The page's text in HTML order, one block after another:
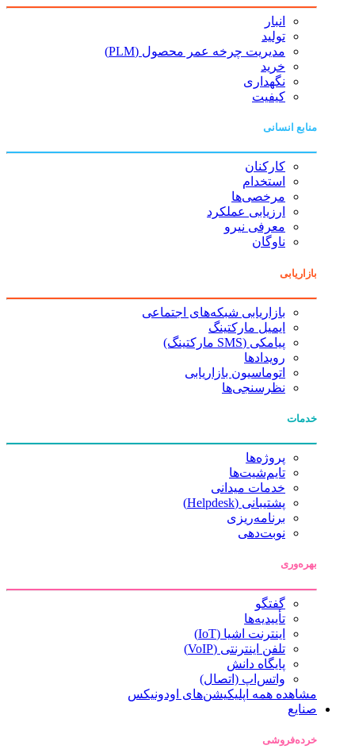
انبار
تولید
مدیریت چرخه عمر محصول (PLM)
خرید
نگهداری
کیفیت
منابع انسانی
کارکنان
استخدام
مرخصی‌ها
ارزیابی عملکرد
معرفی نیرو
ناوگان
بازاریابی
بازاریابی شبکه‌های اجتماعی
ایمیل مارکتینگ
پیامکی (SMS مارکتینگ)
رویدادها
اتوماسیون بازاریابی
نظرسنجی‌ها
خدمات
پروژه‌ها
تایم‌شیت‌ها
خدمات میدانی
پشتیبانی (Helpdesk)
برنامه‌ریزی
نوبت‌دهی
بهره‌وری
گفتگو
تأییدیه‌ها
اینترنت اشیا (IoT)
تلفن اینترنتی (VoIP)
پایگاه دانش
واتس‌اپ (اتصال)
مشاهده همه اپلیکیشن‌های اودونیکس
صنایع
خرده‌فروشی